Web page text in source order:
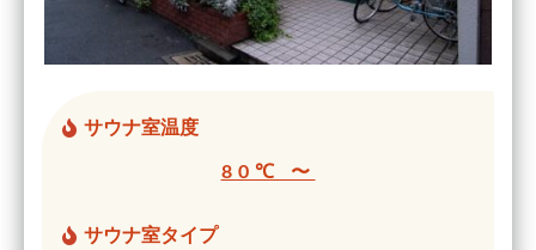
サウナ室温度
80℃ 〜
サウナ室タイプ